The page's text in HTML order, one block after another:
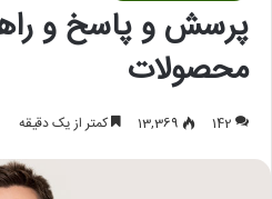
پرسش و پاسخ و
محصولات
142
13,369 کمتر از یک دقیقه